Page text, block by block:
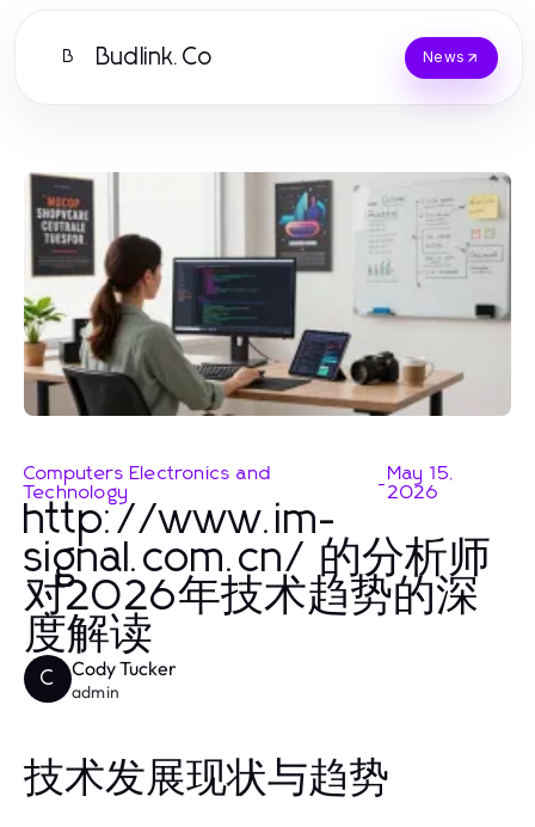
B Budlink.Co News
Computers Electronics and
Technology
- May 15,
2026
http://www.im-
signal.com.cn/ 的分析师
对2026年技术趋势的深
度解读
C Cody Tucker
admin
技术发展现状与趋势